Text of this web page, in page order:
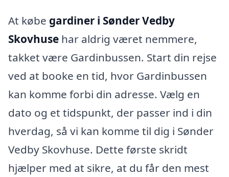
At købe gardiner i Sønder Vedby
Skovhuse har aldrig været nemmere,
takket være Gardinbussen. Start din rejse
ved at booke en tid, hvor Gardinbussen
kan komme forbi din adresse. Vælg en
dato og et tidspunkt, der passer ind i din
hverdag, så vi kan komme til dig i Sønder
Vedby Skovhuse. Dette første skridt
hjælper med at sikre, at du får den mest